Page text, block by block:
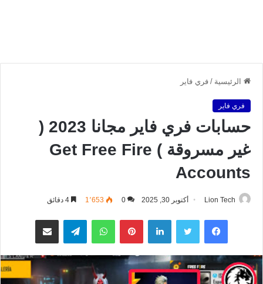
الرئيسية / فري فاير
فري فاير
حسابات فري فاير مجانا 2023 (
غير مسروقة ) Get Free Fire
Accounts
Lion Tech أكتوبر 30, 2025 0 1٬653
فيسبوك تويتر لينكدإن بينتيريستواتساب تيلقرام مشاركة عبر البريد